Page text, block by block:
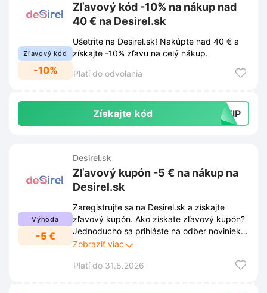
Zľavový kód
-10%
Zľavový kód -10% na nákup nad
40 € na Desirel.sk
Ušetrite na Desirel.sk! Nakúpte nad 40 € a
získajte -10% zľavu na celý nákup.
Platí do odvolania
Získajte kód LVIP
Výhoda
-5 €
Desirel.sk
Zľavový kupón -5 € na nákup na
Desirel.sk
Zaregistrujte sa na Desirel.sk a získajte
zľavový kupón. Ako získate zľavový kupón?
Jednoducho sa prihláste na odber noviniek a
my vám pošleme kupón na 5 € zľavu na váš
mailovej schránke po úspešnej registrácii.
Zobraziť viac
Platí do 31.8.2026